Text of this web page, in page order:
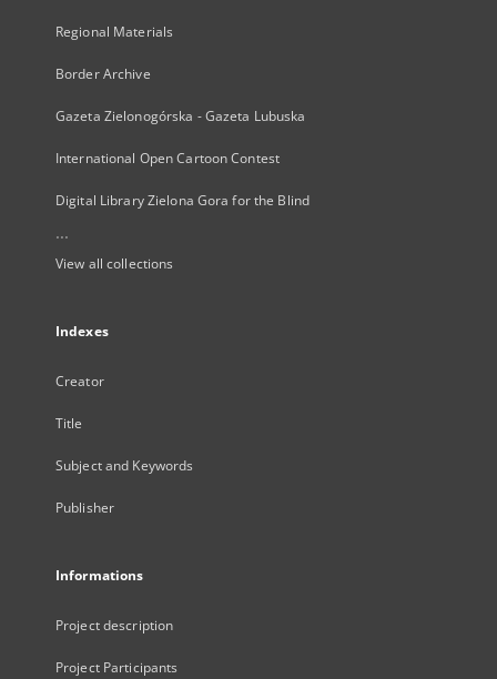
Regional Materials
Border Archive
Gazeta Zielonogórska - Gazeta Lubuska
International Open Cartoon Contest
Digital Library Zielona Gora for the Blind
...
View all collections
Indexes
Creator
Title
Subject and Keywords
Publisher
Informations
Project description
Project Participants